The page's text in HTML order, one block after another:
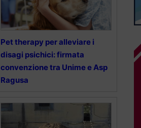
Pet therapy per alleviare i
disagi psichici: firmata
convenzione tra Unime e Asp
Ragusa